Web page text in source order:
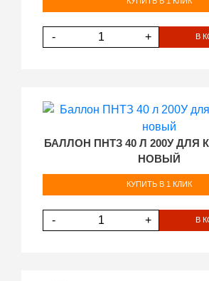
- + В
БАЛЛОН ПНТЗ 40 Л 200У ДЛЯ
НОВЫЙ
КУПИТЬ В 1 КЛИК
- + В